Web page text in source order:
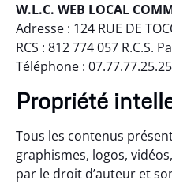
W.L.C. WEB LOCAL
Adresse : 124 RUE DE
RCS : 812 774 057 R.C.S.
Téléphone : 07.77.77.25.25
Propriété
Tous les contenus
graphismes, logos,
par le droit d’auteur et